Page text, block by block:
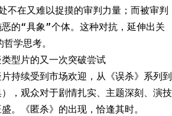
不在又难以捉摸的审判力量；而被审判
的“具象”个体。这种对抗，延伸出关
学思考。
型片的又一次突破尝试
持续受到市场欢迎，从《误杀》系列到
），观众对于剧情扎实、主题深刻、演技
。《匿杀》的出现，恰逢其时。